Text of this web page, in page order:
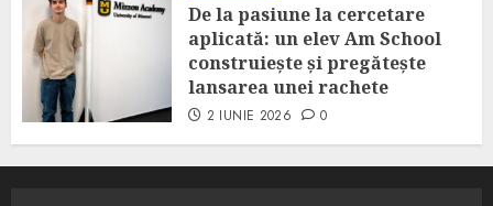
De la pasiune la cercetare
aplicată: un elev Am School
construiește și pregătește
lansarea unei rachete
2 IUNIE 2026 0